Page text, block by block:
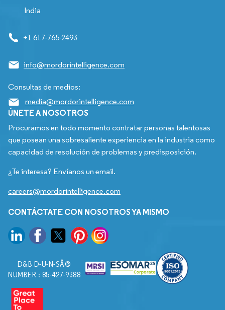
India
+1 617-765-2493
info@mordorintelligence.com
Consultas de medios:
media@mordorintelligence.com
ÚNETE A NOSOTROS
Procuramos en todo momento contratar personas talentosas
que posean una sobresaliente experiencia en la industria como
capacidad de resolución de problemas y predisposición.
¿Te interesa? Envíanos un email.
careers@mordorintelligence.com
CONTÁCTATE CON NOSOTROS YA MISMO
D&B D-U-N-SÂ®
NUMBER : 85-427-9388